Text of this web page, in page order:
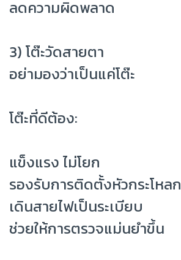
ลดความผิดพลาด
3) โต๊ะวัดสายตา
อย่ามองว่าเป็นแค่โต๊ะ
โต๊ะที่ดีต้อง:
แข็งแรง ไม่โยก
รองรับการติดตั้งหัวกระโหลก
เดินสายไฟเป็นระเบียบ
ช่วยให้การตรวจแม่นยำขึ้น